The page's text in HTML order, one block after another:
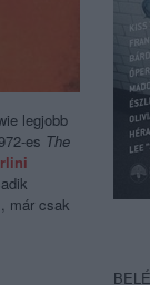
legjobb
es The
már csak